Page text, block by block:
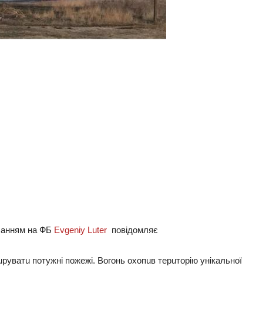
на ФБ Evgeniy Luter повідомляє
потужні пожежі. Вогонь охопuв терuторію унікaльної